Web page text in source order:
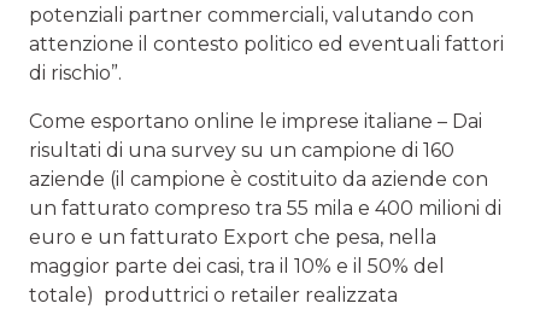
potenziali partner commerciali, valutando con
attenzione il contesto politico ed eventuali fattori
di rischio”.
Come esportano online le imprese italiane – Dai
risultati di una survey su un campione di 160
aziende (il campione è costituito da aziende con
un fatturato compreso tra 55 mila e 400 milioni di
euro e un fatturato Export che pesa, nella
maggior parte dei casi, tra il 10% e il 50% del
totale) produttrici o retailer realizzata